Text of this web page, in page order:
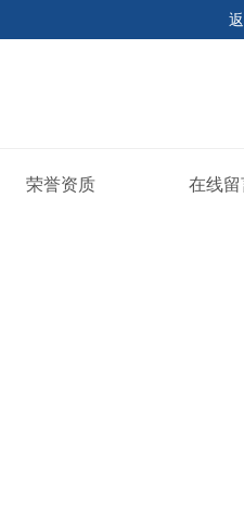
荣誉资质 在线留